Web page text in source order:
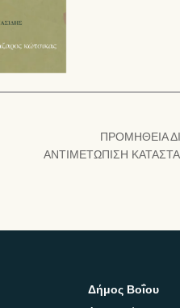
ΠΡΟΜΗΘΕΙΑ
ΑΝΤΙΜΕΤΩΠΙΣΗ
Δήμος Βοΐου